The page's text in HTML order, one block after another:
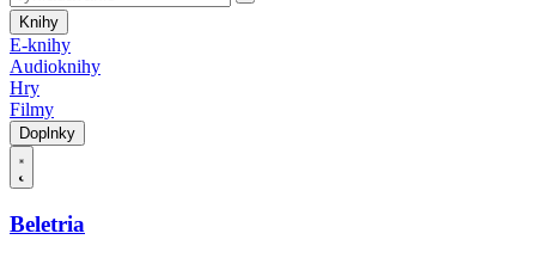
Knihy
E-knihy
Audioknihy
Hry
Filmy
Doplnky
Beletria